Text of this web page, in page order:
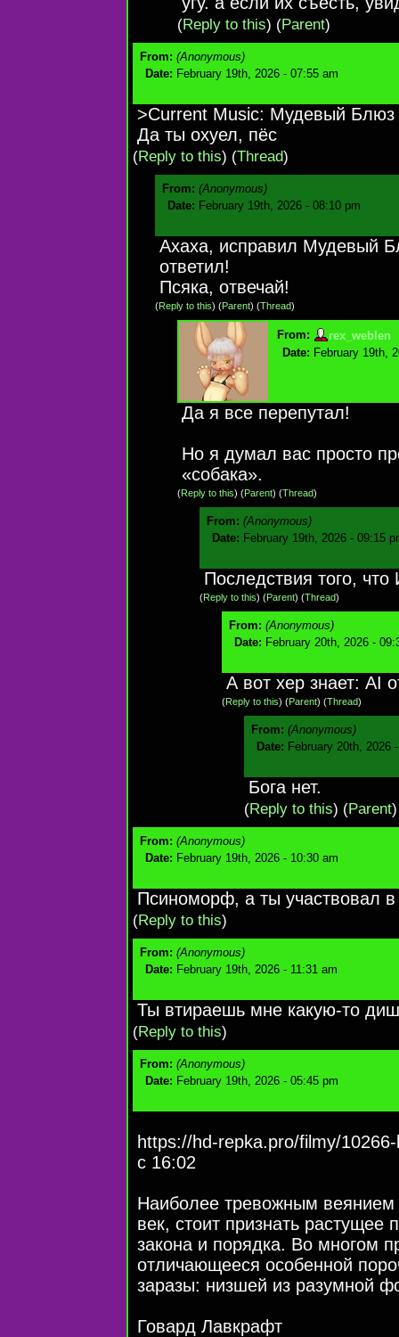
(Reply to this) (Parent)
From: (Anonymous)
Date: February 19th, 2026 - 07:55 am
>Current Music: Мудевый Блюз
Да ты охуел, пёс
(Reply to this) (Thread)
From: (Anonymous)
Date: February 19th, 2026 - 08:10 pm
Ахаха, исправил Мудевый
ответил!
Псяка, отвечай!
(Reply to this) (Parent) (Thread)
From:
rex_weblen
Date: February 19th,
Да я все перепутал!
Но я думал вас просто
«собака».
(Reply to this) (Parent) (Thread)
From: (Anonymous)
Date: February 19th, 2026 - 09:15
Последствия того,
(Reply to this) (Parent) (Thread)
From: (Anonymous)
Date: February 20th, 2026 -
А вот хер знает: AI
(Reply to this) (Parent) (Thread)
From: (Anonymous)
Date: February 20th, 2026
Бога нет.
(Reply to this) (Parent)
From: (Anonymous)
Date: February 19th, 2026 - 10:30 am
Псиноморф, а ты участвовал в
(Reply to this)
From: (Anonymous)
Date: February 19th, 2026 - 11:31 am
Ты втираешь мне какую-то
(Reply to this)
From: (Anonymous)
Date: February 19th, 2026 - 05:45 pm
https://hd-repka.pro/filmy/
с 16:02
Наиболее тревожным веянием
век, стоит признать
закона и порядка. Во многом
отличающееся особенной
заразы: низшей из разумной
Говард Лавкрафт